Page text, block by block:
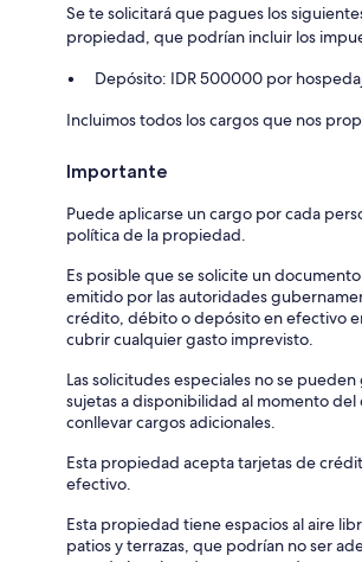
Se te solicitará que pagues los
propiedad, que podrían incluir los
Depósito: IDR 500000 por
Incluimos todos los cargos que nos
Importante
Puede aplicarse un cargo por cada
política de la propiedad.
Es posible que se solicite un
emitido por las autoridades
crédito, débito o depósito en efectivo
cubrir cualquier gasto imprevisto.
Las solicitudes especiales no se pueden
sujetas a disponibilidad al momento
conllevar cargos adicionales.
Esta propiedad acepta tarjetas de
efectivo.
Esta propiedad tiene espacios al aire
patios y terrazas, que podrían no ser